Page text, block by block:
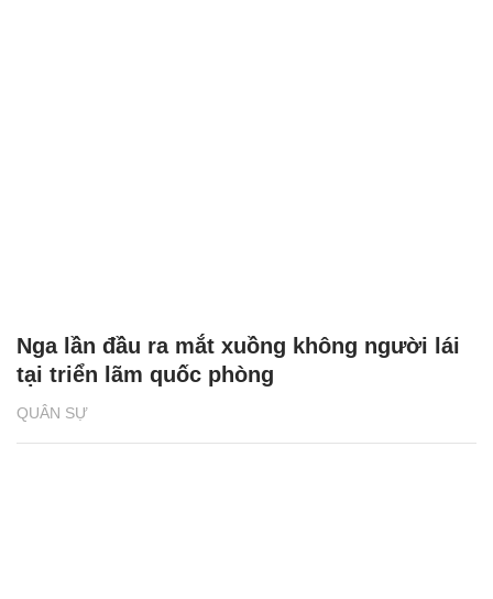
QUÂN SỰ
Nga lần đầu ra mắt xuồng không người lái
tại triển lãm quốc phòng